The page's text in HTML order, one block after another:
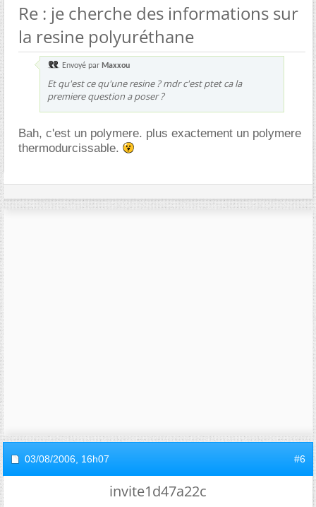
Re : je cherche des informations sur
la resine polyuréthane
Envoyé par Maxxou
Et qu'est ce qu'une resine ? mdr c'est ptet ca la
premiere question a poser ?
Bah, c'est un polymere. plus exactement un polymere
thermodurcissable.
03/08/2006, 16h07 #6
invite1d47a22c